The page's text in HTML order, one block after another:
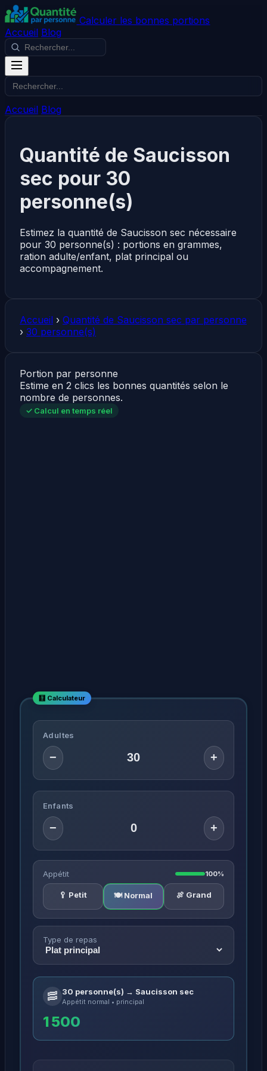
Calculer les bonnes portions
Accueil Blog
Accueil Blog
Quantité de Saucisson
sec pour 30
personne(s)
Estimez la quantité de Saucisson sec nécessaire
pour 30 personne(s) : portions en grammes,
ration adulte/enfant, plat principal ou
accompagnement.
Accueil › Quantité de Saucisson sec par personne
› 30 personne(s)
Portion par personne
Estime en 2 clics les bonnes quantités selon le
nombre de personnes.
✓ Calcul en temps réel
Adultes
− +
Enfants
− +
Appétit 100%
🥄 Petit 🍽️ Normal 🍖 Grand
Type de repas
🥓 30 personne(s) → Saucisson sec
Appétit normal • principal
1 500